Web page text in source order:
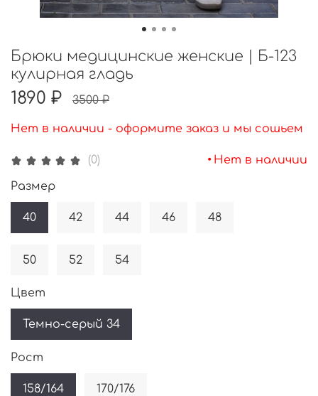
(0) • Нет в наличии
Брюки медицинские женские | Б-123
кулирная гладь
1890 ₽ 3500 ₽
Нет в наличии - оформите заказ и мы сошьем
Размер
40 42 44 46 48
50 52 54
Цвет
Темно-серый 34
Рост
158/164 170/176